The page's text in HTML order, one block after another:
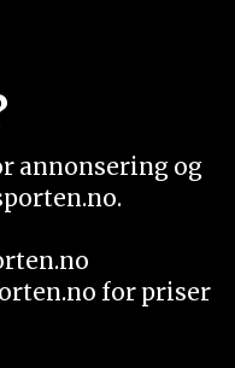
annonsering og
for priser